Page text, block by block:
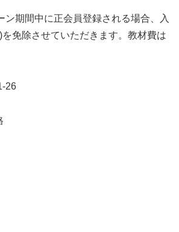
ン期間中に正会員登録される場合、入
免除させていただきます。教材費は
26